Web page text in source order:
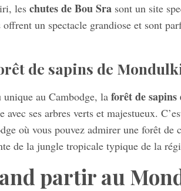
les chutes de Bou Sra sont un site
un spectacle grandiose et sont
de sapins de
au Cambodge, la forêt de
avec ses arbres verts et majestueux.
où vous pouvez admirer une forêt de
de la jungle tropicale typique de la
partir au